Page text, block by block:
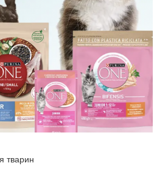
тварин